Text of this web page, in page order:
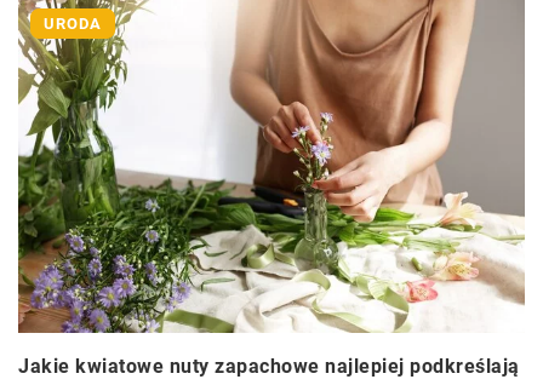
URODA
Jakie kwiatowe nuty zapachowe najlepiej podkreślają